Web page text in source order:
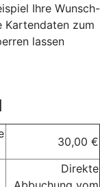
Ihre Wunsch-
Kartendaten zum
lassen
30,00 €
Direkte